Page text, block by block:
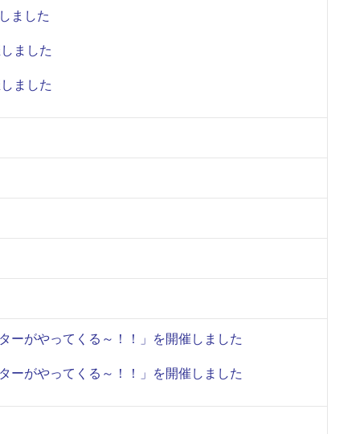
ました
ました
ました
ーがやってくる～！！」を開催しました
ーがやってくる～！！」を開催しました